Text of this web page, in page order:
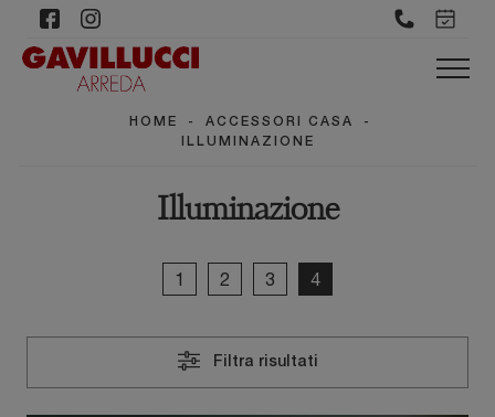
HOME - ACCESSORI CASA
-
ILLUMINAZIONE
Illuminazione
1 2 3 4
Filtra risultati